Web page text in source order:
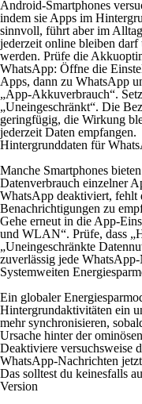
Android-Smartphones
indem sie Apps im
sinnvoll, führt aber im
jederzeit online bleiben
werden. Prüfe die
WhatsApp: Öffne die
Apps, dann zu WhatsApp
„App-Akkuverbrauch“.
„Uneingeschränkt“. Die
geringfügig, die Wirkung
jederzeit Daten empfangen.
Hintergrunddaten für
Manche Smartphones
Datenverbrauch einzelner
WhatsApp deaktiviert,
Benachrichtigungen zu
Gehe erneut in die App-
und WLAN“. Prüfe, dass
„Uneingeschränkte
zuverlässig jede
Systemweiten
Ein globaler
Hintergrundaktivitäten ein
mehr synchronisieren,
Ursache hinter der
Deaktiviere versuchsweise
WhatsApp-Nachrichten
Das solltest du keinesfalls
Version